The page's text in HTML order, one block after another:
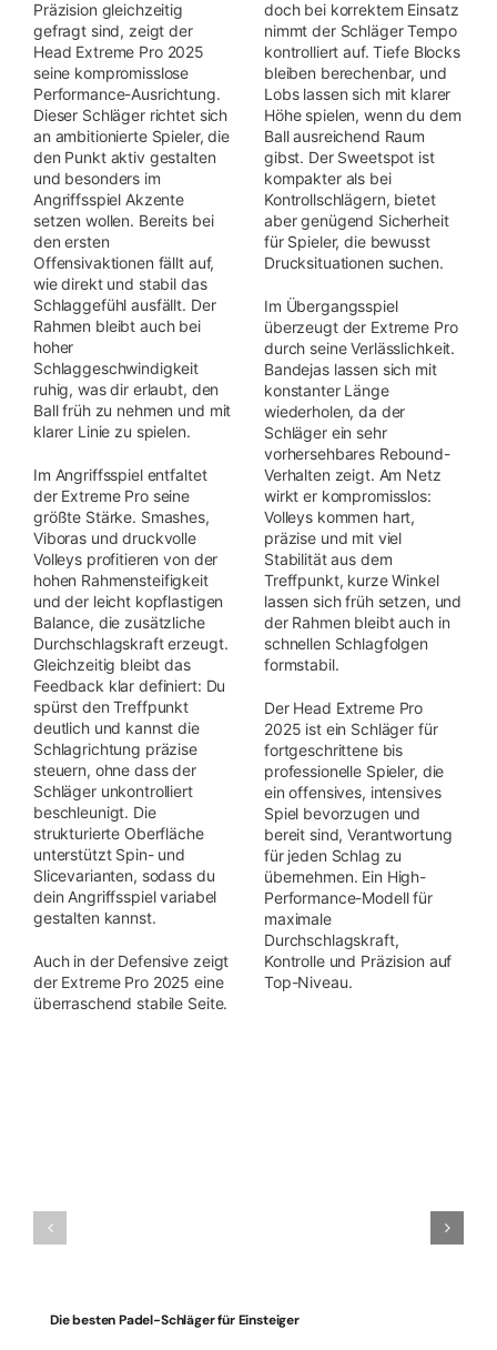
Präzision gleichzeitig
gefragt sind, zeigt der
Head Extreme Pro 2025
seine kompromisslose
Performance-Ausrichtung.
Dieser Schläger richtet sich
an ambitionierte Spieler, die
den Punkt aktiv gestalten
und besonders im
Angriffsspiel Akzente
setzen wollen. Bereits bei
den ersten
Offensivaktionen fällt auf,
wie direkt und stabil das
Schlaggefühl ausfällt. Der
Rahmen bleibt auch bei
hoher
Schlaggeschwindigkeit
ruhig, was dir erlaubt, den
Ball früh zu nehmen und mit
klarer Linie zu spielen.
Im Angriffsspiel entfaltet
der Extreme Pro seine
größte Stärke. Smashes,
Viboras und druckvolle
Volleys profitieren von der
hohen Rahmensteifigkeit
und der leicht kopflastigen
Balance, die zusätzliche
Durchschlagskraft erzeugt.
Gleichzeitig bleibt das
Feedback klar definiert: Du
spürst den Treffpunkt
deutlich und kannst die
Schlagrichtung präzise
steuern, ohne dass der
Schläger unkontrolliert
beschleunigt. Die
strukturierte Oberfläche
unterstützt Spin- und
Slicevarianten, sodass du
dein Angriffsspiel variabel
gestalten kannst.
Auch in der Defensive zeigt
der Extreme Pro 2025 eine
überraschend stabile Seite.
doch bei korrektem Einsatz
nimmt der Schläger Tempo
kontrolliert auf. Tiefe Blocks
bleiben berechenbar, und
Lobs lassen sich mit klarer
Höhe spielen, wenn du dem
Ball ausreichend Raum
gibst. Der Sweetspot ist
kompakter als bei
Kontrollschlägern, bietet
aber genügend Sicherheit
für Spieler, die bewusst
Drucksituationen suchen.
Im Übergangsspiel
überzeugt der Extreme Pro
durch seine Verlässlichkeit.
Bandejas lassen sich mit
konstanter Länge
wiederholen, da der
Schläger ein sehr
vorhersehbares Rebound-
Verhalten zeigt. Am Netz
wirkt er kompromisslos:
Volleys kommen hart,
präzise und mit viel
Stabilität aus dem
Treffpunkt, kurze Winkel
lassen sich früh setzen, und
der Rahmen bleibt auch in
schnellen Schlagfolgen
formstabil.
Der Head Extreme Pro
2025 ist ein Schläger für
fortgeschrittene bis
professionelle Spieler, die
ein offensives, intensives
Spiel bevorzugen und
bereit sind, Verantwortung
für jeden Schlag zu
übernehmen. Ein High-
Performance-Modell für
maximale
Durchschlagskraft,
Kontrolle und Präzision auf
Top-Niveau.
Die besten Padel-Schläger für Einsteiger